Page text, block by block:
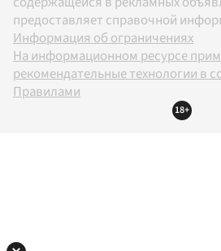
предоставляет справочной
Информация об ограничениях
На информационном ресурсе
рекомендательные технологии в
Правилами
18+